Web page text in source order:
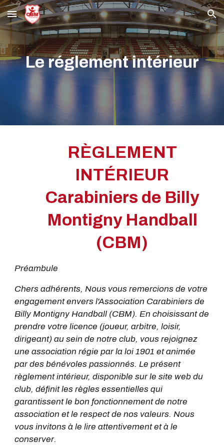
Skip to main content Skip to navigation
Le réglement intérieur
RÈGLEMENT
INTÉRIEUR
Carabiniers de Billy
Montigny Handball
(CBM)
Préambule
Chers adhérents, Nous vous remercions de votre
engagement envers l'Association Carabiniers de
Billy Montigny Handball (CBM). En choisissant de
prendre votre licence (joueur, arbitre, loisir,
dirigeant) au sein de notre club, vous rejoignez
une association régie par la loi 1901 et animée
par des bénévoles passionnés. Le présent
règlement intérieur, disponible sur le site web du
club, définit les règles essentielles qui
garantissent le bon fonctionnement de notre
association et le respect de nos valeurs. Nous
vous invitons à le lire attentivement et à le
conserver.